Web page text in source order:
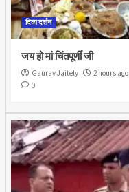
दिव्य दर्शन
जय हो मां चिंतपूर्णी जी
Gaurav Jaitely
2 hours ago
0